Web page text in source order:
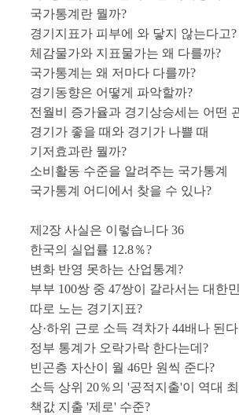
국가통계란 뭘까?
경기지표가 피부에 와 닿지 않는다고?
체감물가와 지표물가는 왜 다를까?
국가통계는 왜 저마다 다를까?
경기동향은 어떻게 파악할까?
전월비 증가율과 경기상승세는 어떤
경기가 좋을 때와 경기가 나쁠 때
기저효과란 뭘까?
소비활동 수준을 알려주는 국가통계
국가통계 어디에서 찾을 수 있나?
제2장 사실은 이렇습니다 36
한국의 실업률 12.8％?
변화 반영 못하는 산업통계?
부부 100쌍 중 47쌍이 갈라서는 대한
따로 노는 경기지표?
상·하위 근로 소득 격차가 44배나 된
정부 통계가 오락가락 한다는데?
빈곤층 자산이 월 46만 원씩 준다?
소득 상위 20％의 '공적지출'이 역대
책값 지출 '제로' 수준?